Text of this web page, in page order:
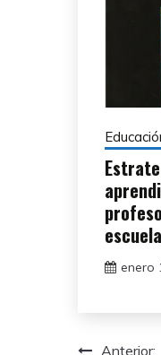
enero
Anterior: